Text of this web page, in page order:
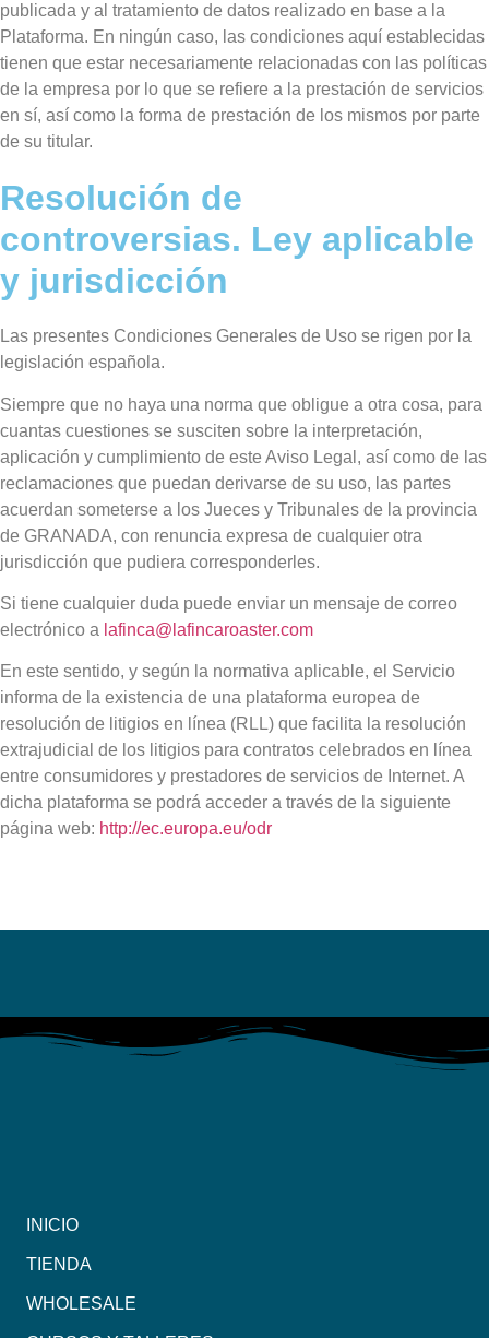
publicada y al tratamiento de datos realizado en base a la
Plataforma. En ningún caso, las condiciones aquí establecidas
tienen que estar necesariamente relacionadas con las políticas
de la empresa por lo que se refiere a la prestación de servicios
en sí, así como la forma de prestación de los mismos por parte
de su titular.
Resolución de
controversias. Ley aplicable
y jurisdicción
Las presentes Condiciones Generales de Uso se rigen por la
legislación española.
Siempre que no haya una norma que obligue a otra cosa, para
cuantas cuestiones se susciten sobre la interpretación,
aplicación y cumplimiento de este Aviso Legal, así como de las
reclamaciones que puedan derivarse de su uso, las partes
acuerdan someterse a los Jueces y Tribunales de la provincia
de GRANADA, con renuncia expresa de cualquier otra
jurisdicción que pudiera corresponderles.
Si tiene cualquier duda puede enviar un mensaje de correo
electrónico a lafinca@lafincaroaster.com
En este sentido, y según la normativa aplicable, el Servicio
informa de la existencia de una plataforma europea de
resolución de litigios en línea (RLL) que facilita la resolución
extrajudicial de los litigios para contratos celebrados en línea
entre consumidores y prestadores de servicios de Internet. A
dicha plataforma se podrá acceder a través de la siguiente
página web: http://ec.europa.eu/odr
INICIO
TIENDA
WHOLESALE